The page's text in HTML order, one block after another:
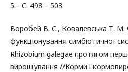
5.– С. 498 – 503.
Воробей В. С., Ковалевська Т. М.
функціонування симбіотичної
Rhizobium galegae протягом
вирощування //Корми і